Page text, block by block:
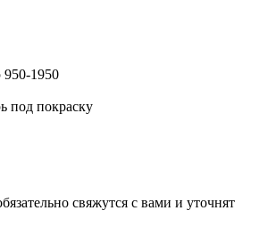
950-1950
под покраску
свяжутся с вами и уточнят